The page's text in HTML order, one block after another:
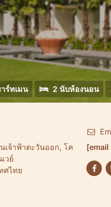
ร์ทเมน 2 นับห้องนอน
เจ้าฟ้าตะวันออก, โค
วย์
ศไทย